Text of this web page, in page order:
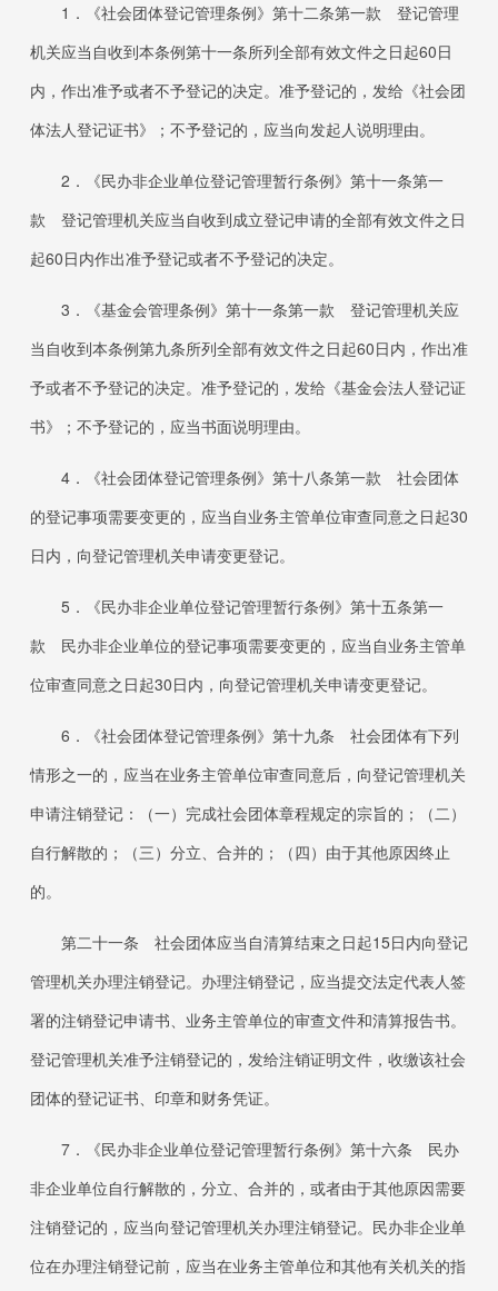
1．
《社会团体登记管理条例》第十二条第一款 登记管理
机关应当自收到本条例第十一条所列全部有效文件之日起60日
内，作出准予或者不予登记的决定。准予登记的，发给《社会团
体法人登记证书》；不予登记的，应当向发起人说明理由。
2．
《民办非企业单位登记管理暂行条例》第十一条第一
款 登记管理机关应当自收到成立登记申请的全部有效文件之日
起60日内作出准予登记或者不予登记的决定。
3．
《基金会管理条例》第十一条第一款 登记管理机关应
当自收到本条例第九条所列全部有效文件之日起60日内，作出准
予或者不予登记的决定。准予登记的，发给《基金会法人登记证
书》；不予登记的，应当书面说明理由。
4．
《社会团体登记管理条例》第十八条第一款 社会团体
的登记事项需要变更的，应当自业务主管单位审查同意之日起30
日内，向登记管理机关申请变更登记。
5．
《民办非企业单位登记管理暂行条例》第十五条第一
款 民办非企业单位的登记事项需要变更的，应当自业务主管单
位审查同意之日起30日内，向登记管理机关申请变更登记。
6．
《社会团体登记管理条例》第十九条 社会团体有下列
情形之一的，应当在业务主管单位审查同意后，向登记管理机关
申请注销登记：（一）完成社会团体章程规定的宗旨的；（二）
自行解散的；（三）分立、合并的；（四）由于其他原因终止
的。
第二十一条 社会团体应当自清算结束之日起15日内向登记
管理机关办理注销登记。办理注销登记，应当提交法定代表人签
署的注销登记申请书、业务主管单位的审查文件和清算报告书。
登记管理机关准予注销登记的，发给注销证明文件，收缴该社会
团体的登记证书、印章和财务凭证。
7．
《民办非企业单位登记管理暂行条例》第十六条 民办
非企业单位自行解散的，分立、合并的，或者由于其他原因需要
注销登记的，应当向登记管理机关办理注销登记。民办非企业单
位在办理注销登记前，应当在业务主管单位和其他有关机关的指